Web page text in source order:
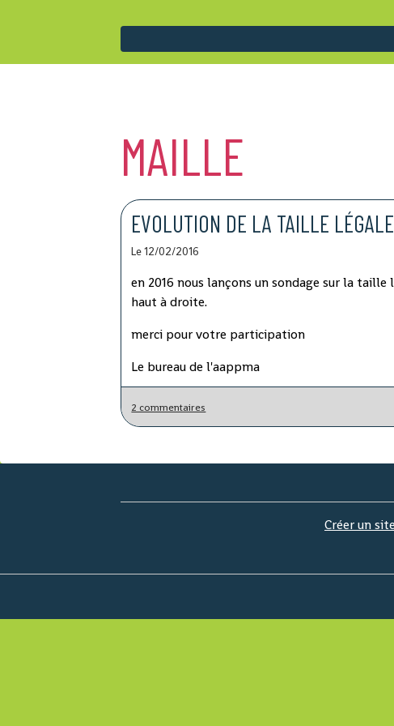
MAILLE
EVOLUTION DE LA TAILLE
Le 12/02/2016
en 2016 nous lançons un sondage sur la
haut à droite.
merci pour votre participation
Le bureau de l'aappma
2 commentaires
Créer un